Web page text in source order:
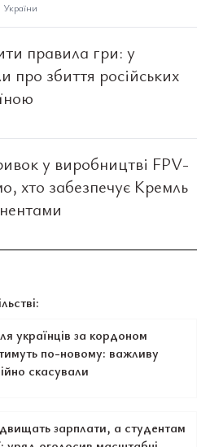
правила гри: у
про збиття російських
у виробництві FPV-
хто забезпечує Кремль
українців за кордоном
по-новому: важливу
скасували
зарплати, а студентам